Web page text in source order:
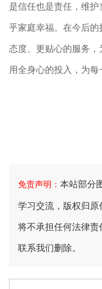
是信任也是责任，维
乎家庭幸福。在今后
态度、更贴心的服务
用全身心的投入，为
免责声明： 本站部分
学习交流，版权归
将不承担任何法律
联系我们删除。